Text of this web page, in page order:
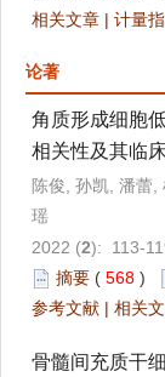
相关文章 | 计量
论著
角质形成细胞
相关性及其临
陈俊, 孙凯, 潘蕾,
瑶
2022 (2): 113-
摘要 ( 568 )
参考文献 | 相关
骨髓间充质干